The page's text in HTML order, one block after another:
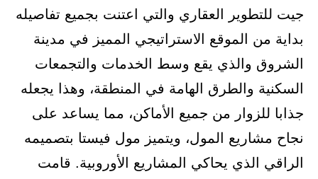
جيت للتطوير العقاري والتي اعتنت بجميع تفاصيله
بداية من الموقع الاستراتيجي المميز في مدينة
الشروق والذي يقع وسط الخدمات والتجمعات
السكنية والطرق الهامة في المنطقة، وهذا يجعله
جذابا للزوار من جميع الأماكن، مما يساعد على
نجاح مشاريع المول، ويتميز مول فيستا بتصميمه
الراقي الذي يحاكي المشاريع الأوروبية. قامت